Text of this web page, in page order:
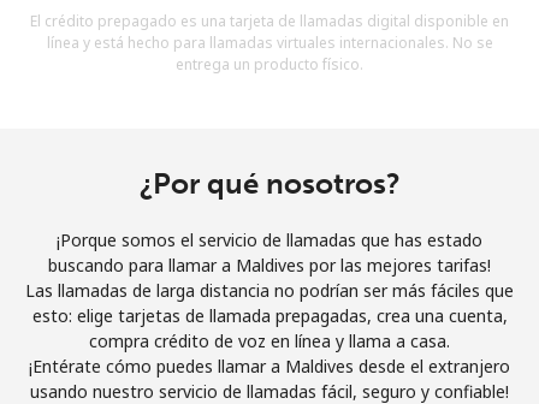
Términos y condiciones.
Únete
¡Hola!
El crédito prepagado es una tarjeta de llamadas digital disponible en
línea y está hecho para llamadas virtuales internacionales. No se
entrega un producto físico.
¿Por qué nosotros?
¡Porque somos el servicio de llamadas que has estado
buscando para llamar a Maldives por las mejores tarifas!
Las llamadas de larga distancia no podrían ser más fáciles que
esto: elige tarjetas de llamada prepagadas, crea una cuenta,
compra crédito de voz en línea y llama a casa.
¡Entérate cómo puedes llamar a Maldives desde el extranjero
usando nuestro servicio de llamadas fácil, seguro y confiable!